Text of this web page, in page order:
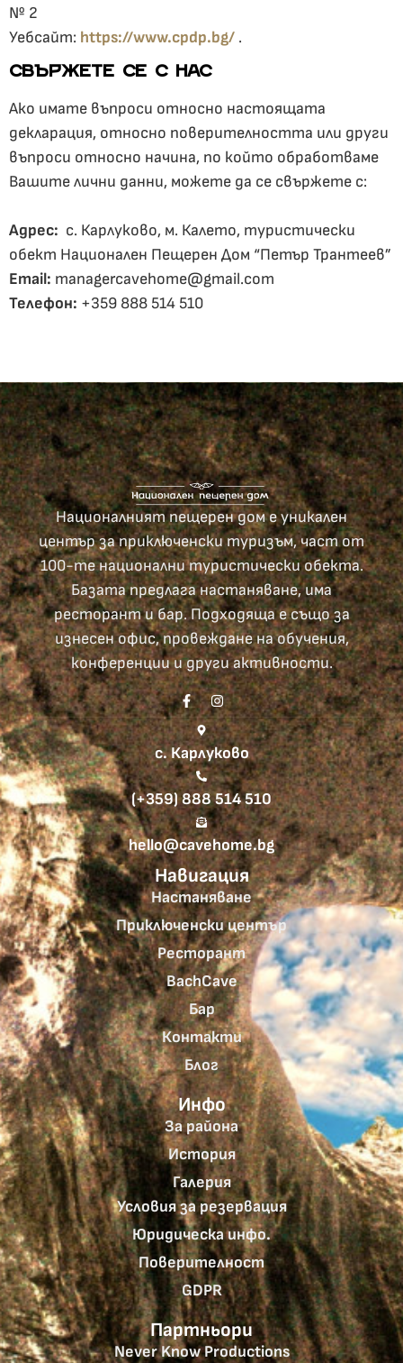
№ 2
Уебсайт: https://www.cpdp.bg/ .
СВЪРЖЕТЕ СЕ С НАС
Ако имате въпроси относно настоящата
декларация, относно поверителността или други
въпроси относно начина, по който обработваме
Вашите лични данни, можете да се свържете с:
Адрес: с. Карлуково, м. Калето, туристически
обект Национален Пещерен Дом “Петър Трантеев”
Email: managercavehome@gmail.com
Телефон: +359 888 514 510
Националният пещерен дом е уникален
център за приключенски туризъм, част от
100-те национални туристически обекта.
Базата предлага настаняване, има
ресторант и бар. Подходяща е също за
изнесен офис, провеждане на обучения,
конференции и други активности.
с. Карлуково
(+359) 888 514 510
hello@cavehome.bg
Навигация
Настаняване
Приключенски център
Ресторант
BachCave
Бар
Контакти
Блог
Инфо
За района
История
Галерия
Условия за резервация
Юридическа инфо.
Поверителност
GDPR
Партньори
Never Know Productions